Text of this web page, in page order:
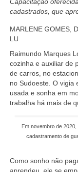
Currículo
cadastrados, que
MARLENE GOMES,
LU
Raimundo Marques
cozinha e auxiliar de
de carros, no
no Sudoeste. O vigia
usada e sonha em
trabalha há mais de
Em novembro de
cadastramento de
Como sonho não